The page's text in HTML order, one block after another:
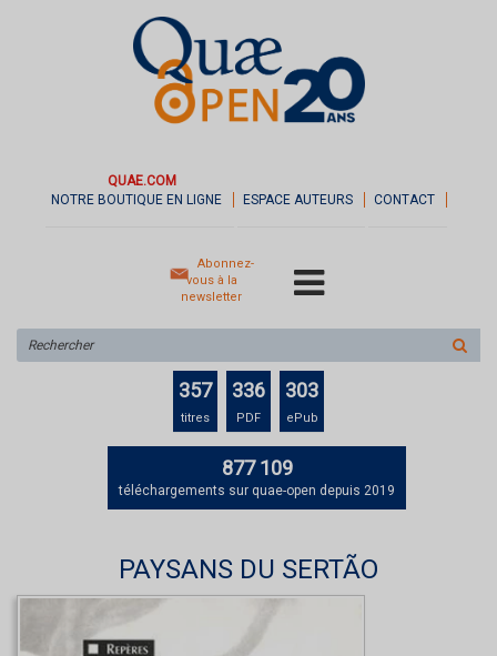
QUAE.COM
NOTRE BOUTIQUE EN LIGNE
ESPACE AUTEURS CONTACT
Abonnez-
vous à la
newsletter
sur
le
357
titres
336
PDF
303
ePub
877 109
téléchargements sur quae-open depuis 2019
PAYSANS DU SERTÃO